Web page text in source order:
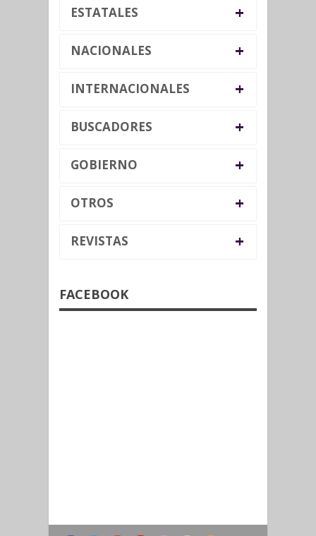
ESTATALES +
NACIONALES +
INTERNACIONALES +
BUSCADORES +
GOBIERNO +
OTROS +
REVISTAS +
FACEBOOK